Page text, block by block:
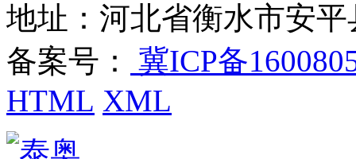
地址：河北省衡水市安
备案号：
冀ICP备
HTML XML